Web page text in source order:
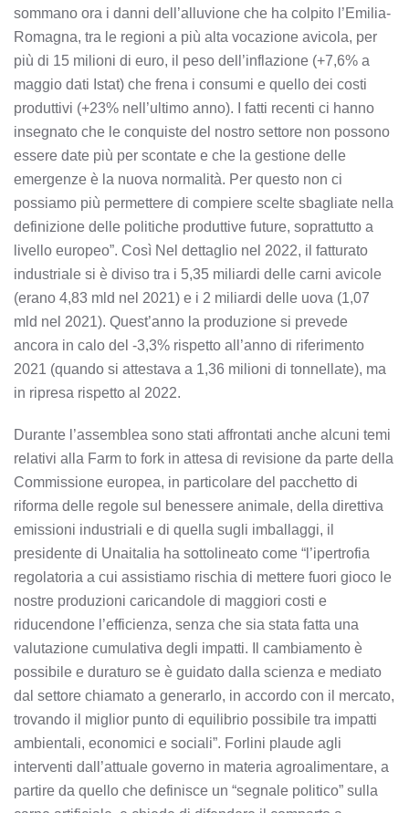
sommano ora i danni dell’alluvione che ha colpito l’Emilia-
Romagna, tra le regioni a più alta vocazione avicola, per
più di 15 milioni di euro, il peso dell’inflazione (+7,6% a
maggio dati Istat) che frena i consumi e quello dei costi
produttivi (+23% nell’ultimo anno). I fatti recenti ci hanno
insegnato che le conquiste del nostro settore non possono
essere date più per scontate e che la gestione delle
emergenze è la nuova normalità. Per questo non ci
possiamo più permettere di compiere scelte sbagliate nella
definizione delle politiche produttive future, soprattutto a
livello europeo”. Così Nel dettaglio nel 2022, il fatturato
industriale si è diviso tra i 5,35 miliardi delle carni avicole
(erano 4,83 mld nel 2021) e i 2 miliardi delle uova (1,07
mld nel 2021). Quest’anno la produzione si prevede
ancora in calo del -3,3% rispetto all’anno di riferimento
2021 (quando si attestava a 1,36 milioni di tonnellate), ma
in ripresa rispetto al 2022.
Durante l’assemblea sono stati affrontati anche alcuni temi
relativi alla Farm to fork in attesa di revisione da parte della
Commissione europea, in particolare del pacchetto di
riforma delle regole sul benessere animale, della direttiva
emissioni industriali e di quella sugli imballaggi, il
presidente di Unaitalia ha sottolineato come “l’ipertrofia
regolatoria a cui assistiamo rischia di mettere fuori gioco le
nostre produzioni caricandole di maggiori costi e
riducendone l’efficienza, senza che sia stata fatta una
valutazione cumulativa degli impatti. Il cambiamento è
possibile e duraturo se è guidato dalla scienza e mediato
dal settore chiamato a generarlo, in accordo con il mercato,
trovando il miglior punto di equilibrio possibile tra impatti
ambientali, economici e sociali”. Forlini plaude agli
interventi dall’attuale governo in materia agroalimentare, a
partire da quello che definisce un “segnale politico” sulla